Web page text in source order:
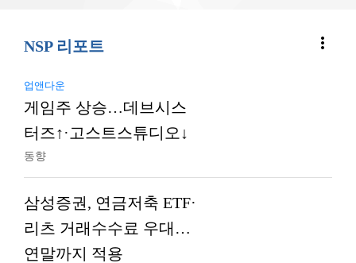
NSP 리포트 more_vert
업앤다운
게임주 상승…데브시스
터즈↑·고스트스튜디오↓
동향
삼성증권, 연금저축 ETF·
리츠 거래수수료 우대…
연말까지 적용